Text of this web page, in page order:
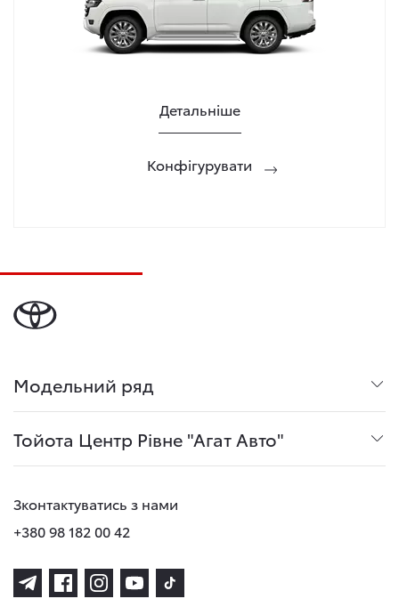
Детальніше
Конфігурувати
Модельний ряд
Тойота Центр Рівне "Агат Авто"
Зконтактуватись з нами
+380 98 182 00 42